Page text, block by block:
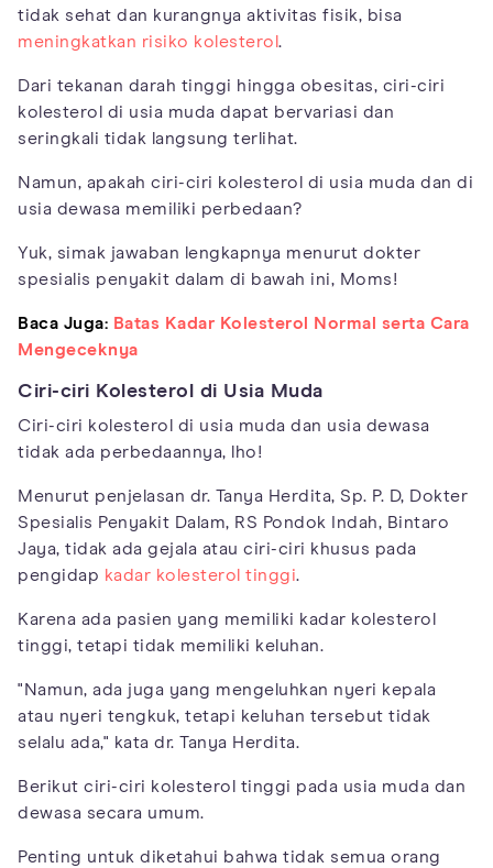
tidak sehat dan kurangnya aktivitas fisik, bisa
meningkatkan risiko kolesterol .
Dari tekanan darah tinggi hingga obesitas, ciri-ciri
kolesterol di usia muda dapat bervariasi dan
seringkali tidak langsung terlihat.
Namun, apakah ciri-ciri kolesterol di usia muda dan di
usia dewasa memiliki perbedaan?
Yuk, simak jawaban lengkapnya menurut dokter
spesialis penyakit dalam di bawah ini, Moms!
Baca Juga: Batas Kadar Kolesterol Normal serta Cara
Mengeceknya
Ciri-ciri Kolesterol di Usia Muda
Ciri-ciri kolesterol di usia muda dan usia dewasa
tidak ada perbedaannya, lho!
Menurut penjelasan dr. Tanya Herdita, Sp. P. D, Dokter
Spesialis Penyakit Dalam, RS Pondok Indah, Bintaro
Jaya, tidak ada gejala atau ciri-ciri khusus pada
pengidap kadar kolesterol tinggi.
Karena ada pasien yang memiliki kadar kolesterol
tinggi, tetapi tidak memiliki keluhan.
"Namun, ada juga yang mengeluhkan nyeri kepala
atau nyeri tengkuk, tetapi keluhan tersebut tidak
selalu ada," kata dr. Tanya Herdita.
Berikut ciri-ciri kolesterol tinggi pada usia muda dan
dewasa secara umum.
Penting untuk diketahui bahwa tidak semua orang